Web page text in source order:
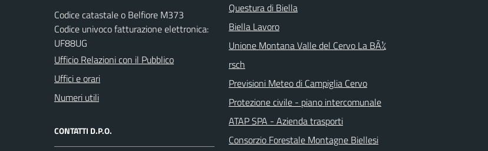
Codice catastale o Belfiore M373
Codice univoco fatturazione elettronica:
UF88UG
Ufficio Relazioni con il Pubblico
Uffici e orari
Numeri utili
CONTATTI D.P.O.
Questura di Biella
Biella Lavoro
Unione Montana Valle del Cervo La BÃ¼
rsch
Previsioni Meteo di Campiglia Cervo
Protezione civile - piano intercomunale
ATAP SPA - Azienda trasporti
Consorzio Forestale Montagne Biellesi